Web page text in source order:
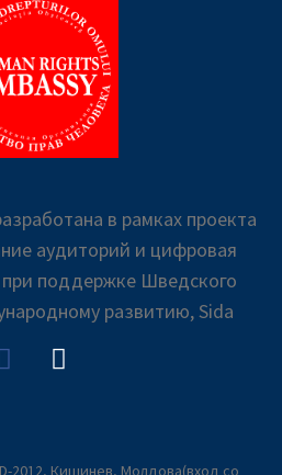
в рамках проекта
аудиторий и цифровая
поддержке Шведского
развитию, Sida
2012, Кишинев, Молдова(вход со